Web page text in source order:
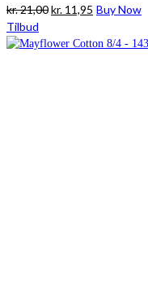
kr.21,00Den
pris
kr. 11,95 Den
pris
Buy Now
Tilbud